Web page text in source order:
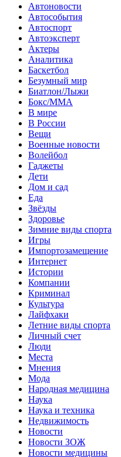
Автоновости
Автособытия
Автоспорт
Автоэксперт
Актеры
Аналитика
Баскетбол
Безумный мир
Биатлон/Лыжи
Бокс/MMA
В мире
В России
Вещи
Военные новости
Волейбол
Гаджеты
Дети
Дом и сад
Еда
Звёзды
Здоровье
Зимние виды спорта
Игры
Импортозамещение
Интернет
Истории
Компании
Криминал
Культура
Лайфхаки
Летние виды спорта
Личный счет
Люди
Места
Мнения
Мода
Народная медицина
Наука
Наука и техника
Недвижимость
Новости
Новости ЗОЖ
Новости медицины